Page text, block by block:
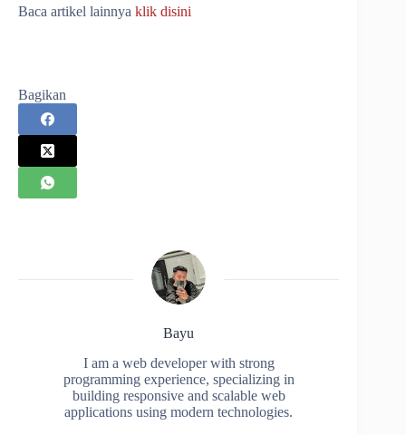
Baca artikel lainnya klik disini
Bagikan
Bayu
I am a web developer with strong
programming experience, specializing in
building responsive and scalable web
applications using modern technologies.